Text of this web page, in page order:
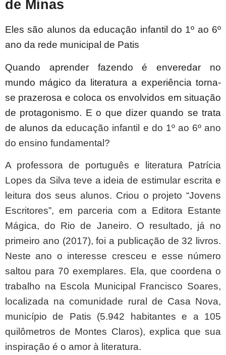
de Minas
Eles são alunos da educação infantil do 1º ao 6º
ano da rede municipal de Patis
Quando aprender fazendo é enveredar no
mundo mágico da literatura a experiência torna-
se prazerosa e coloca os envolvidos em situação
de protagonismo. E o que dizer quando se trata
de alunos daeducação infantil e do 1º ao 6º ano
do ensino fundamental?
A professora de português e literatura Patrícia
Lopes da Silva teve a ideia de estimular escrita e
leitura dos seus alunos. Criou o projeto “Jovens
Escritores”, em parceria com a Editora Estante
Mágica, do Rio de Janeiro. O resultado, já no
primeiro ano (2017), foi a publicação de 32 livros.
Neste ano o interesse cresceu e esse número
saltou para 70 exemplares. Ela, que coordena o
trabalho na Escola Municipal Francisco Soares,
localizada na comunidade rural de Casa Nova,
município de Patis (5.942 habitantes e a 105
quilômetros de Montes Claros), explica que sua
inspiração é o amor à literatura.